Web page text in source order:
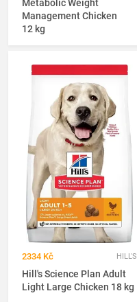
Metabolic Weight
Management Chicken
12 kg
2334 Kč HILL'S
Hill's Science Plan Adult
Light Large Chicken 18 kg